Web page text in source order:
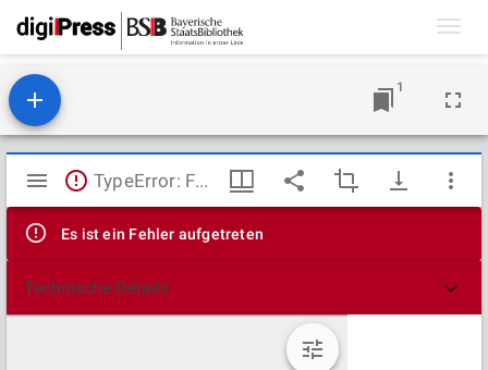
1
Mirador
Viewer
TypeError: Failed to fetch
Es ist ein Fehler aufgetreten
Technische Details